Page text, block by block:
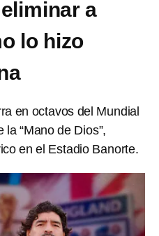
a
lo hizo
en octavos del Mundial
“Mano de Dios”,
en el Estadio Banorte.